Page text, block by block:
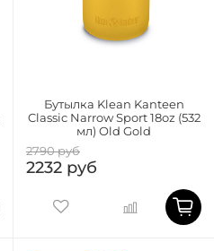
Бутылка Klean Kanteen
Classic Narrow Sport 18oz (532
мл) Old Gold
2790 руб
2232 руб